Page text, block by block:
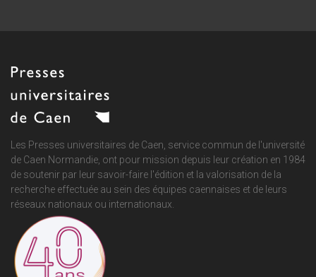
Les Presses universitaires de Caen, service commun de l'université
de Caen Normandie , ont pour mission depuis leur création en 1984
de soutenir par leur savoir-faire l'édition et la valorisation de la
recherche effectuée au sein des équipes caennaises et de leurs
réseaux nationaux ou internationaux.